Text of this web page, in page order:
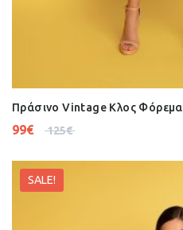
Πράσινο Vintage Κλος Φόρεμα
125€
99€
SALE!